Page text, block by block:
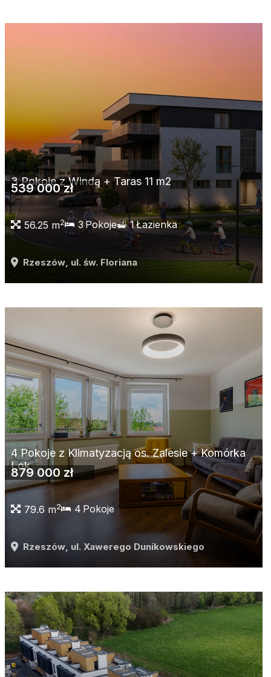
3 Pokoje z Windą + Taras 11 m2
539 000 zł
56.25 m2 3 Pokoje 1Łazienka
Rzeszów , ul. św. Floriana
4 Pokoje z Klimatyzacją os. Zalesie + Komórka
Lok
879 000 zł
79.6 m2 4 Pokoje
Rzeszów , ul. Xawerego Dunikowskiego